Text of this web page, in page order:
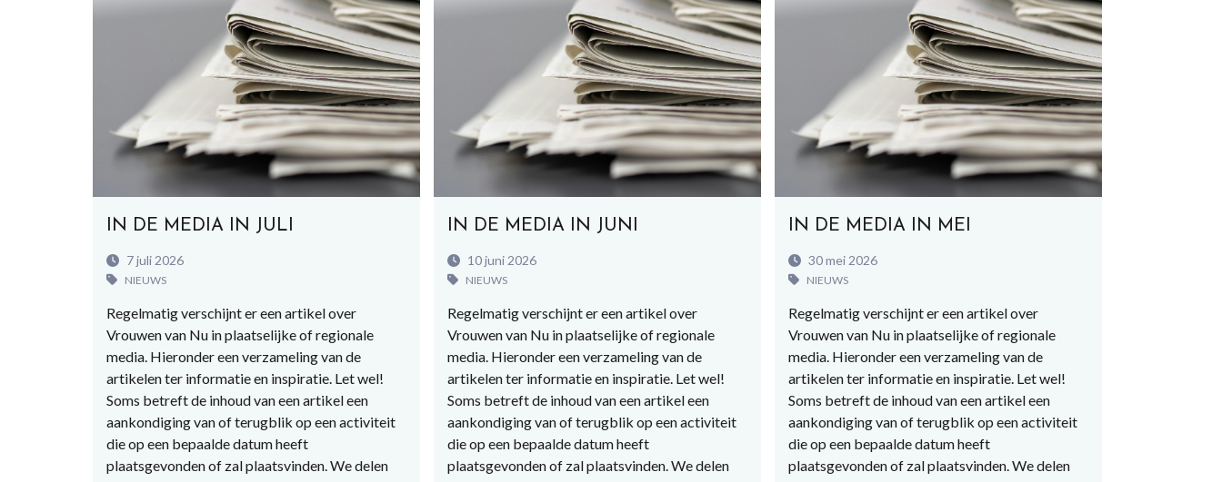
IN DE MEDIA IN JULI
7 juli 2026
NIEUWS
Regelmatig verschijnt er een artikel over
Vrouwen van Nu in plaatselijke of regionale
media. Hieronder een verzameling van de
artikelen ter informatie en inspiratie. Let wel!
Soms betreft de inhoud van een artikel een
aankondiging van of terugblik op een activiteit
die op een bepaalde datum heeft
plaatsgevonden of zal plaatsvinden. We delen
IN DE MEDIA IN JUNI
10 juni 2026
NIEUWS
Regelmatig verschijnt er een artikel over
Vrouwen van Nu in plaatselijke of regionale
media. Hieronder een verzameling van de
artikelen ter informatie en inspiratie. Let wel!
Soms betreft de inhoud van een artikel een
aankondiging van of terugblik op een activiteit
die op een bepaalde datum heeft
plaatsgevonden of zal plaatsvinden. We delen
IN DE MEDIA IN MEI
30 mei 2026
NIEUWS
Regelmatig verschijnt er een artikel over
Vrouwen van Nu in plaatselijke of regionale
media. Hieronder een verzameling van de
artikelen ter informatie en inspiratie. Let wel!
Soms betreft de inhoud van een artikel een
aankondiging van of terugblik op een activiteit
die op een bepaalde datum heeft
plaatsgevonden of zal plaatsvinden. We delen